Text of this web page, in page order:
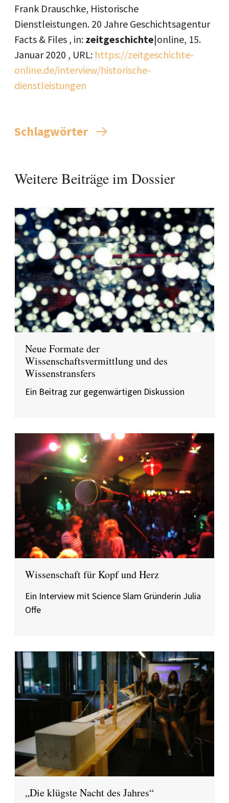
Frank Drauschke, Historische
Dienstleistungen. 20 Jahre Geschichtsagentur
Facts & Files , in: zeitgeschichte|online, 15.
Januar 2020 , URL: https://zeitgeschichte-
online.de/interview/historische-
dienstleistungen
Schlagwörter
Weitere Beiträge im Dossier
Neue Formate der
Wissenschaftsvermittlung und des
Wissenstransfers
Ein Beitrag zur gegenwärtigen Diskussion
Wissenschaft für Kopf und Herz
Ein Interview mit Science Slam Gründerin Julia
Offe
„Die klügste Nacht des Jahres“